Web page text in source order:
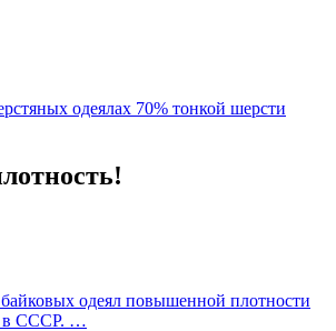
одеялах 70% тонкой шерсти
одеял повышенной плотности
в СССР. …